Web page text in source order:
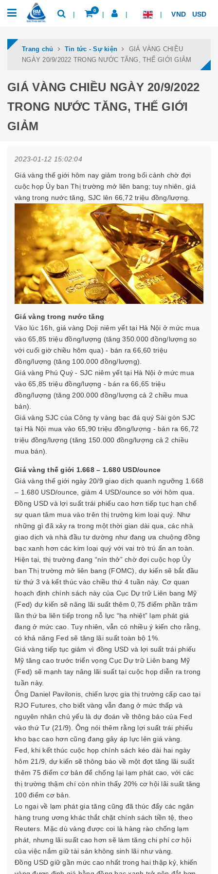
0 VND USD
Trang chủ Tin tức - Sự kiện
GIÁ VÀNG CHIỀU
NGÀY 20/9/2022 TRONG NƯỚC TĂNG, THẾ GIỚI GIẢM
GIÁ VÀNG CHIỀU NGÀY 20/9/2022
TRONG NƯỚC TĂNG, THẾ GIỚI
GIẢM
2023-01-12 15:02:04
Giá vàng thế giới hôm nay giảm trong bối cảnh chờ đợi
cuộc họp Ủy ban Thị trường mở liên bang; tuy nhiên, giá
vàng trong nước tăng, SJC lên 66,72 triệu đồng/lượng.
Giá vàng trong nước tăng
Vào lúc 16h, giá vàng Doji niêm yết tại Hà Nội ở mức mua
vào 65,85 triệu đồng/lượng (tăng 350.000 đồng/lượng so
với cuối giờ chiều hôm qua) - bán ra 66,60 triệu
đồng/lượng (tăng 100.000 đồng/lượng).
Giá vàng Phú Quý - SJC niêm yết tại Hà Nội ở mức mua
vào 65,85 triệu đồng/lượng - bán ra 66,65 triệu
đồng/lượng (tăng 200.000 đồng/lượng cả 2 chiều mua
bán).
Giá vàng SJC của Công ty vàng bạc đá quý Sài gòn SJC
tại Hà Nội mua vào 65,90 triệu đồng/lượng - bán ra 66,72
triệu đồng/lượng (tăng 150.000 đồng/lượng cả 2 chiều
mua bán).
Giá vàng thế giới 1.668 – 1.680 USD/ounce
Giá vàng thế giới ngày 20/9 giao dịch quanh ngưỡng 1.668
– 1.680 USD/ounce, giảm 4 USD/ounce so với hôm qua.
Đồng USD và lợi suất trái phiếu cao hơn tiếp tục hạn chế
sự quan tâm mua vào trên thị trường kim loại quý. Như
những gì đã xảy ra trong một thời gian dài qua, các nhà
giao dịch và nhà đầu tư dường như đang ưa chuộng đồng
bạc xanh hơn các kim loại quý với vai trò trú ẩn an toàn.
Hiện tại, thị trường đang “nín thở” chờ đợi cuộc họp Ủy
ban Thị trường mở liên bang (FOMC), dự kiến sẽ bắt đầu
từ thứ 3 và kết thúc vào chiều thứ 4 tuần này. Cơ quan
hoạch định chính sách này của Cục Dự trữ Liên bang Mỹ
(Fed) dự kiến sẽ nâng lãi suất thêm 0,75 điểm phần trăm
lần thứ ba liên tiếp trong nỗ lực “hạ nhiệt” lạm phát giá
đang ở mức cao. Tuy nhiên, vẫn có nhiều ý kiến cho rằng,
có khả năng Fed sẽ tăng lãi suất toàn bộ 1%.
Giá vàng tiếp tục giảm vì đồng USD và lợi suất trái phiếu
Mỹ tăng cao trước triển vọng Cục Dự trữ Liên bang Mỹ
(Fed) sẽ mạnh tay nâng lãi suất tại cuộc họp diễn ra trong
tuần này.
Ông Daniel Pavilonis, chiến lược gia thị trường cấp cao tại
RJO Futures, cho biết vàng vẫn đang ở mức thấp và
nguyên nhân chủ yếu là dự đoán về thông báo của Fed
vào thứ Tư (21/9). Ông nói thêm rằng lợi suất trái phiếu
kho bạc cao hơn cũng đang gây áp lực lên giá vàng.
Fed, khi kết thúc cuộc họp chính sách kéo dài hai ngày
hôm 21/9, dự kiến sẽ thông báo về một đợt tăng lãi suất
thêm 75 điểm cơ bản để chống lại lạm phát cao, với các
thị trường thậm chí còn nhìn thấy 20% cơ hội lãi suất tăng
100 điểm cơ bản.
Lo ngại về lạm phát gia tăng cũng đã thúc đẩy các ngân
hàng trung ương khác thắt chặt chính sách tiền tệ, theo
Reuters. Mặc dù vàng được coi là hàng rào chống lạm
phát, nhưng lãi suất cao hơn sẽ làm tăng chi phí cơ hội
của việc nắm giữ tài sản không sinh lãi như vàng.
Đồng USD giữ gần mức cao nhất trong hai thập kỷ, khiến